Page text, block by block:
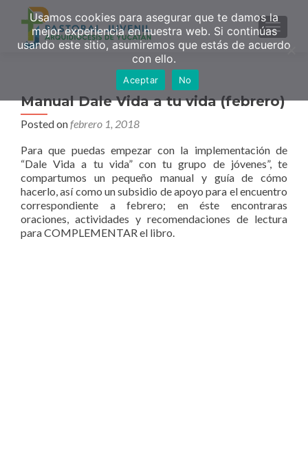
MENU
Manual Dale Vida a tu vida (febrero)
Posted onfebrero 1, 2018
Para que puedas empezar con la implementación de
“Dale Vida a tu vida” con tu grupo de jóvenes”, te
compartumos un pequeño manual y guía de cómo
hacerlo, así como un subsidio de apoyo para el encuentro
correspondiente a febrero; en éste encontraras
oraciones, actividades y recomendaciones de lectura
para COMPLEMENTAR el libro.
Usamos cookies para asegurar que te damos la
mejor experiencia en nuestra web. Si continúas
usando este sitio, asumiremos que estás de acuerdo
con ello.
Aceptar No